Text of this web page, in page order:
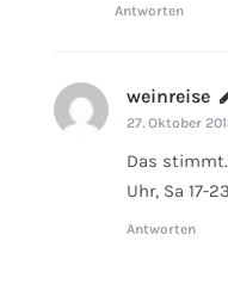
Antworten
weinreise
27. Oktober
Das stimmt.
Uhr, Sa 17-
Antworten